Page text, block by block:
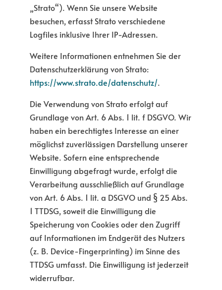
„Strato“). Wenn Sie unsere Website
besuchen, erfasst Strato verschiedene
Logfiles inklusive Ihrer IP-Adressen.
Weitere Informationen entnehmen Sie der
Datenschutzerklärung von Strato:
https://www.strato.de/datenschutz/.
Die Verwendung von Strato erfolgt auf
Grundlage von Art. 6 Abs. 1 lit. f DSGVO. Wir
haben ein berechtigtes Interesse an einer
möglichst zuverlässigen Darstellung unserer
Website. Sofern eine entsprechende
Einwilligung abgefragt wurde, erfolgt die
Verarbeitung ausschließlich auf Grundlage
von Art. 6 Abs. 1 lit. a DSGVO und § 25 Abs.
1 TTDSG, soweit die Einwilligung die
Speicherung von Cookies oder den Zugriff
auf Informationen im Endgerät des Nutzers
(z. B. Device-Fingerprinting) im Sinne des
TTDSG umfasst. Die Einwilligung ist jederzeit
widerrufbar.